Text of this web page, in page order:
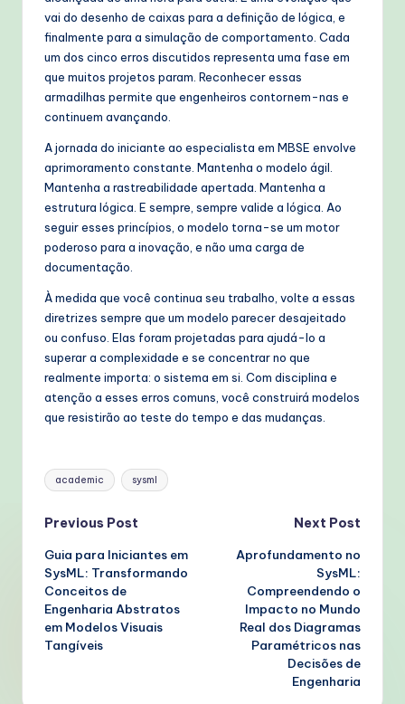
vai do desenho de caixas para a definição de lógica, e
finalmente para a simulação de comportamento. Cada
um dos cinco erros discutidos representa uma fase em
que muitos projetos param. Reconhecer essas
armadilhas permite que engenheiros contornem-nas e
continuem avançando.
A jornada do iniciante ao especialista em MBSE envolve
aprimoramento constante. Mantenha o modelo ágil.
Mantenha a rastreabilidade apertada. Mantenha a
estrutura lógica. E sempre, sempre valide a lógica. Ao
seguir esses princípios, o modelo torna-se um motor
poderoso para a inovação, e não uma carga de
documentação.
À medida que você continua seu trabalho, volte a essas
diretrizes sempre que um modelo parecer desajeitado
ou confuso. Elas foram projetadas para ajudá-lo a
superar a complexidade e se concentrar no que
realmente importa: o sistema em si. Com disciplina e
atenção a esses erros comuns, você construirá modelos
que resistirão ao teste do tempo e das mudanças.
Tags:
academic sysml
Post
navigation
Previous Post
Guia para Iniciantes em
SysML: Transformando
Conceitos de
Engenharia Abstratos
em Modelos Visuais
Tangíveis
Next Post
Aprofundamento no
SysML:
Compreendendo o
Impacto no Mundo
Real dos Diagramas
Paramétricos nas
Decisões de
Engenharia